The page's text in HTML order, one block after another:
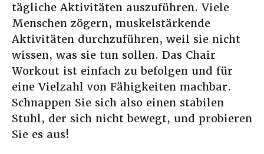
tägliche Aktivitäten auszuführen. Viele
Menschen zögern, muskelstärkende
Aktivitäten durchzuführen, weil sie nicht
wissen, was sie tun sollen. Das Chair
Workout ist einfach zu befolgen und für
eine Vielzahl von Fähigkeiten machbar.
Schnappen Sie sich also einen stabilen
Stuhl, der sich nicht bewegt, und probieren
Sie es aus!